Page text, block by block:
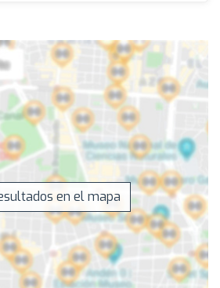
en el mapa